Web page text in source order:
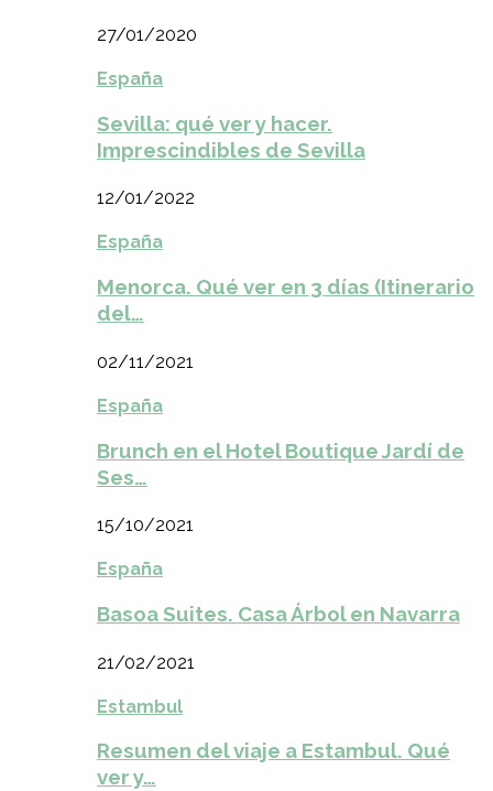
27/01/2020
España
Sevilla: qué ver y hacer.
Imprescindibles de Sevilla
12/01/2022
España
Menorca. Qué ver en 3 días (Itinerario
del…
02/11/2021
España
Brunch en el Hotel Boutique Jardí de
Ses…
15/10/2021
España
Basoa Suites. Casa Árbol en Navarra
21/02/2021
Estambul
Resumen del viaje a Estambul. Qué
ver y…